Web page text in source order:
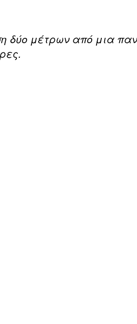
δύο μέτρων από μια